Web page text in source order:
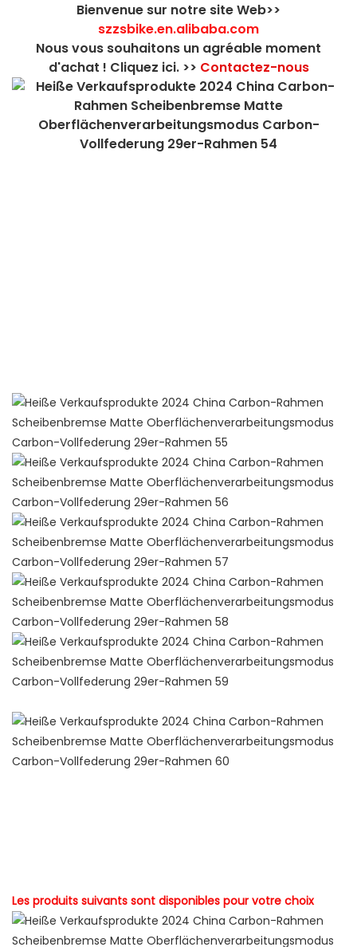
Bienvenue sur notre site Web>>
szzsbike.en.alibaba.com
Nous vous souhaitons un agréable moment
d'achat ! Cliquez ici. >> Contactez-nous
Les produits suivants sont disponibles pour votre choix